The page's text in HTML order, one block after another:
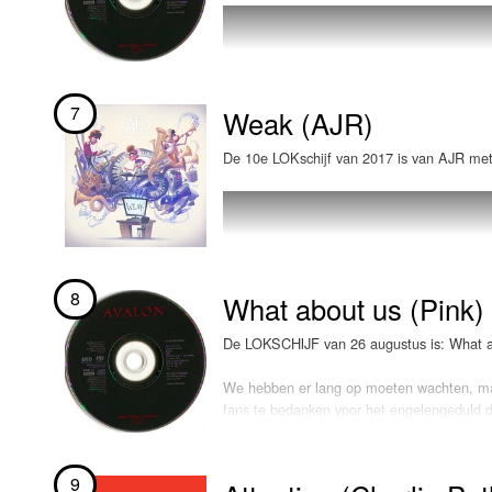
7 Weak (AJR)
De 10e LOKschijf van 2017 is van AJR
8 What about us (Pink)
De LOKSCHIJF van 26 augustus is: What
We hebben er lang op moeten wachten,
fans te bedanken voor het
9